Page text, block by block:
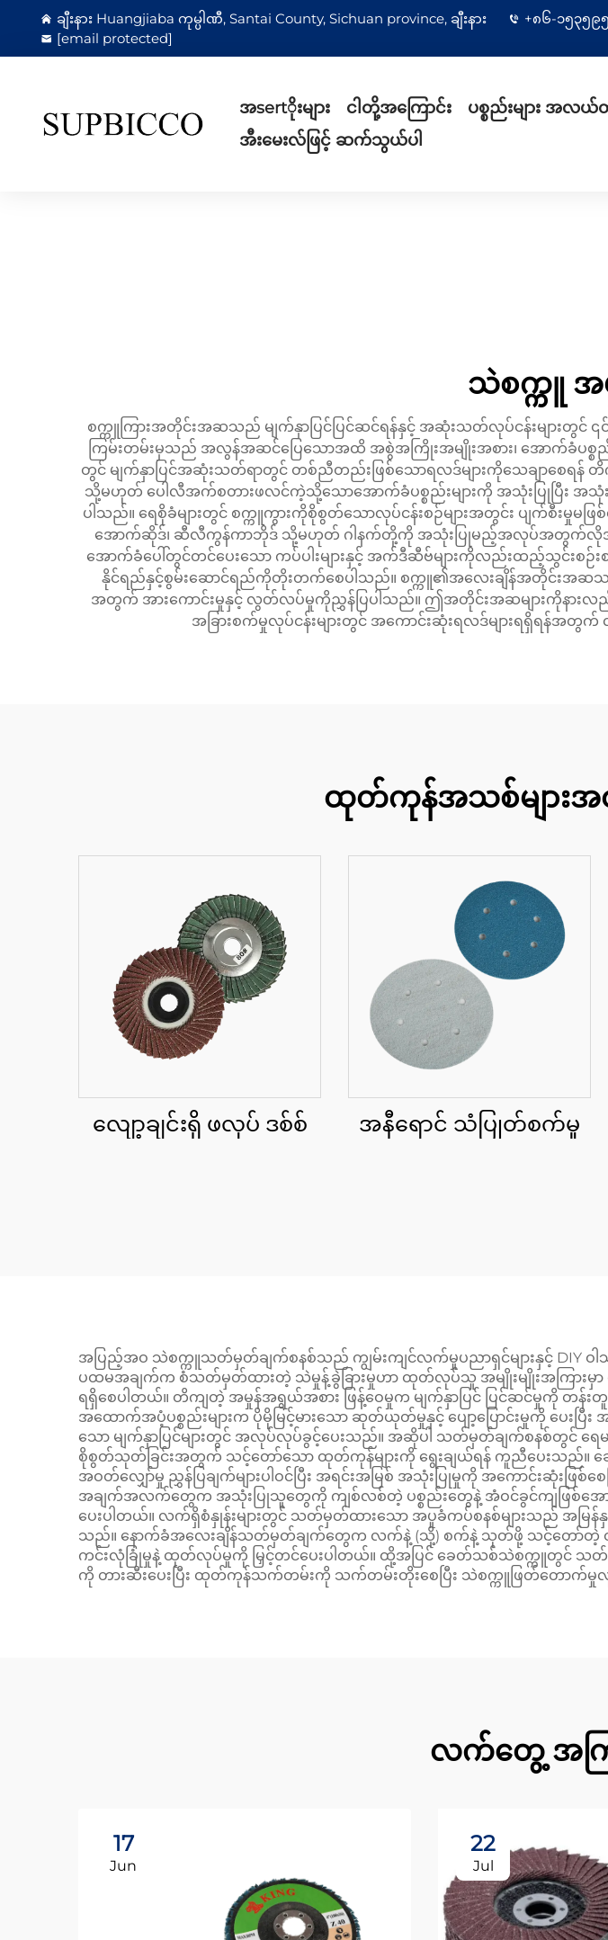
ချီးနား Huangjiaba ကုမ္ပါဏီ, Santai County, Sichuan province, ချီးနား
+၈၆-၁၅၃၅၉
[email protected]
အsertိုးများ ငါတို့အကြောင်း ပစ္စည်းများ အလယ်
အီးမေးလ်ဖြင့် ဆက်သွယ်ပါ
သဲစက္ကူ
စက္ကူကြားအတိုင်းအဆသည် မျက်နှာပြင်ပြင်ဆင်ရန်နှင့် အဆုံးသတ်လုပ်ငန်းများတွ
ကြမ်းတမ်းမှသည် အလွန်အဆင်ပြေသောအထိ အစွဲအကြိုးအမျိုးအစား၊ အောက်ခံပစ္
တွင် မျက်နှာပြင်အဆုံးသတ်ရာတွင် တစ်ညီတည်းဖြစ်သောရလဒ်များကိုသေချာစေရန် တိက
သို့မဟုတ် ပေါလီအက်စတားဖလင်ကဲ့သို့သောအောက်ခံပစ္စည်းများကို အသုံးပြုပြီး အ
ပါသည်။ ရေစိုခံများတွင် စက္ကူကွားကိုစိုစွတ်သောလုပ်ငန်းစဉ်များအတွင်း ပျက်စီးမှုမ
အောက်ဆိုဒ်၊ ဆီလီကွန်ကာဘိုဒ် သို့မဟုတ် ဂါနက်တို့ကို အသုံးပြုမည့်အလုပ်အတွက်လိုအပ်ခ
အောက်ခံပေါ်တွင်တင်ပေးသော ကပ်ပါးများနှင့် အက်ဒီဆီဗ်များကိုလည်းထည့်သွင်းစဉ်း
နိုင်ရည်နှင့်စွမ်းဆောင်ရည်ကိုတိုးတက်စေပါသည်။ စက္ကူ၏အလေးချိန်အတိုင်းအဆ
အတွက် အားကောင်းမှုနှင့် လွတ်လပ်မှုကိုညွှန်ပြပါသည်။ ဤအတိုင်းအဆများကိုနားလည်ခြ
အခြားစက်မှုလုပ်ငန်းများတွင် အကောင်းဆုံးရလဒ်များရရှိရန်
ထုတ်ကုန်အသစ်များအ
လျော့ချင်းရှိ ဖလုပ် ဒစ်စ် အနီရောင် သံပြုတ်စက်မှု
အပြည့်အဝ သဲစက္ကူသတ်မှတ်ချက်စနစ်သည် ကျွမ်းကျင်လက်မှုပညာရှင်များနှင့် DIY ဝါ
ပထမအချက်က စံသတ်မှတ်ထားတဲ့ သဲမှုန့်ခွဲခြားမှုဟာ ထုတ်လုပ်သူ အမျိုးမျိုးအကြားမှ
ရရှိစေပါတယ်။ တိကျတဲ့ အမှုန်အရွယ်အစား ဖြန့်ဝေမှုက မျက်နှာပြင် ပြင်ဆင်မှုကို တန်းတူဖ
အထောက်အပံ့ပစ္စည်းများက ပိုမိုမြင့်မားသော ဆုတ်ယုတ်မှုနှင့် ပျော့ပြောင်းမှုကို ပေး
သော မျက်နှာပြင်များတွင် အလုပ်လုပ်ခွင့်ပေးသည်။ အဆိုပါ သတ်မှတ်ချက်စနစ်တွင် ရေမကူ
စိုစွတ်သုတ်ခြင်းအတွက် သင့်တော်သော ထုတ်ကုန်များကို ရွေးချယ်ရန် ကူညီပေးသည်
အဝတ်လျှော်မှု ညွှန်ပြချက်များပါဝင်ပြီး အရင်းအမြစ် အသုံးပြုမှုကို အကောင်းဆုံးဖ
အချက်အလက်တွေက အသုံးပြုသူတွေကို ကျစ်လစ်တဲ့ ပစ္စည်းတွေနဲ့ အံဝင်ခွင်ကျဖြစ်အေ
ပေးပါတယ်။ လက်ရှိစံနှုန်းများတွင် သတ်မှတ်ထားသော အပူခံကပ်စနစ်များသည် အမ
သည်။ နောက်ခံအလေးချိန်သတ်မှတ်ချက်တွေက လက်နဲ့ (သို့) စက်နဲ့ သုတ်ဖို့ သင့်တော်တဲ့
ကင်းလုံခြုံမှုနဲ့ ထုတ်လုပ်မှုကို မြှင့်တင်ပေးပါတယ်။ ထို့အပြင် ခေတ်သစ်သဲစက္ကူတွင် သတ်မှ
ကို တားဆီးပေးပြီး ထုတ်ကုန်သက်တမ်းကို သက်တမ်းတိုးစေပြီး သဲစက္ကူဖြတ်တောက်
လက်တွေ့ အကြံ
17
Jun
22
Jul